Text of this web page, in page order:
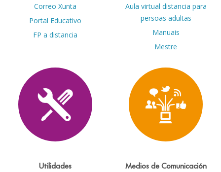
Correo Xunta
Portal Educativo
FP a distancia
Aula virtual distancia para
persoas adultas
Manuais
Mestre
Utilidades
Medios de Comunicación